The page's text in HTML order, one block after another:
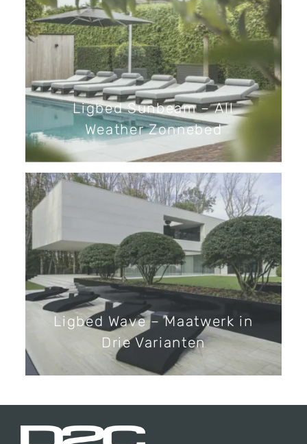
Ligbed Sunbeam – All
Weather Zonnebed
Ligbed Wave – Maatwerk in
Drie Varianten